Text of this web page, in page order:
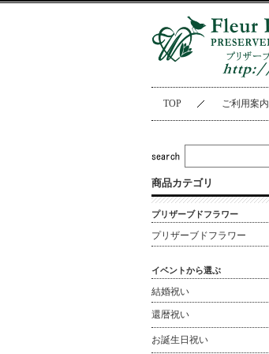
TOP ご利用案内
商品カテゴリ
プリザーブドフラワー
プリザーブドフラワー
イベントから選ぶ
結婚祝い
還暦祝い
お誕生日祝い